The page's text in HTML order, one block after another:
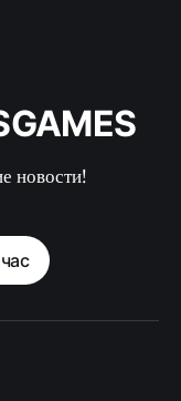
новости!